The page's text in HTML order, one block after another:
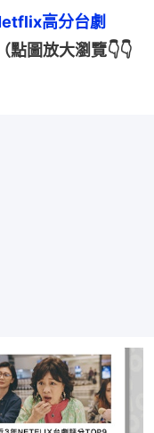
高分台劇
（點圖放大瀏覽👇👇